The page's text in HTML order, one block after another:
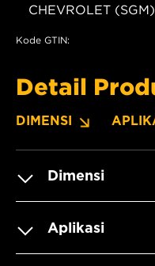
CHEVROLET
Kode GTIN:
Detail
DIMENSI
Dimensi
Aplikasi